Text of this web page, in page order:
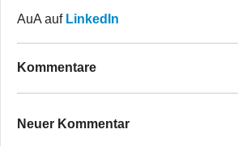
AuA auf LinkedIn
Kommentare
Neuer Kommentar